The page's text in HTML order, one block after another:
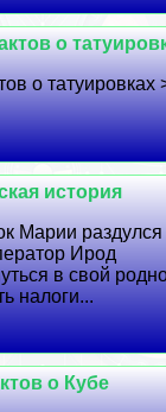
о
о татуировках
история
Марии раздулся
Ирод
в свой
налоги...
о Кубе